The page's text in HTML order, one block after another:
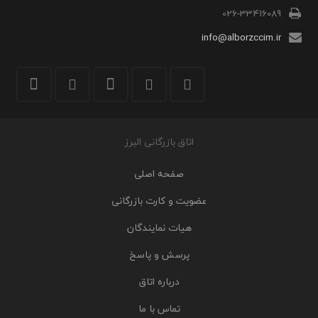
026-33416089
info@alborzccim.ir
اتاق بازرگانی البرز
صفحه اصلی
عضویت و کارت بازرگانی
هیات نمایندگان
پرسش و پاسخ
درباره اتاق
تماس با ما